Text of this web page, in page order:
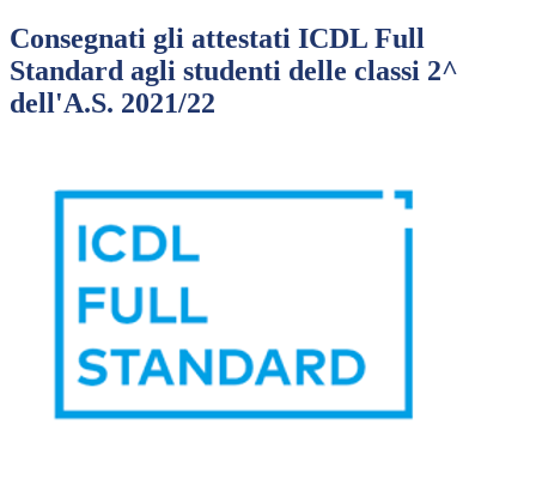
Consegnati gli attestati ICDL Full
Standard agli studenti delle classi 2^
dell'A.S. 2021/22